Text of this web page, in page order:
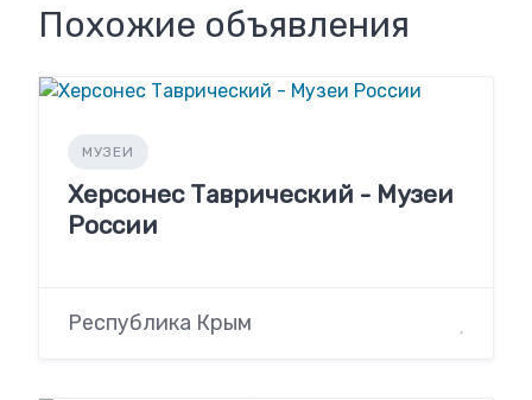
Похожие объявления
МУЗЕИ
Херсонес Таврический - Музеи
России
Республика Крым